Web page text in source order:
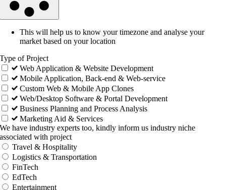
This will help us to know your timezone and analyse your
market based on your location
Type of Project
Web Application & Website Development
Mobile Application, Back-end & Web-service
Custom Web & Mobile App Clones
Web/Desktop Software & Portal Development
Business Planning and Process Analysis
Marketing Aid & Services
We have industry experts too, kindly inform us industry niche
associated with project
Travel & Hospitality
Logistics & Transportation
FinTech
EdTech
Entertainment